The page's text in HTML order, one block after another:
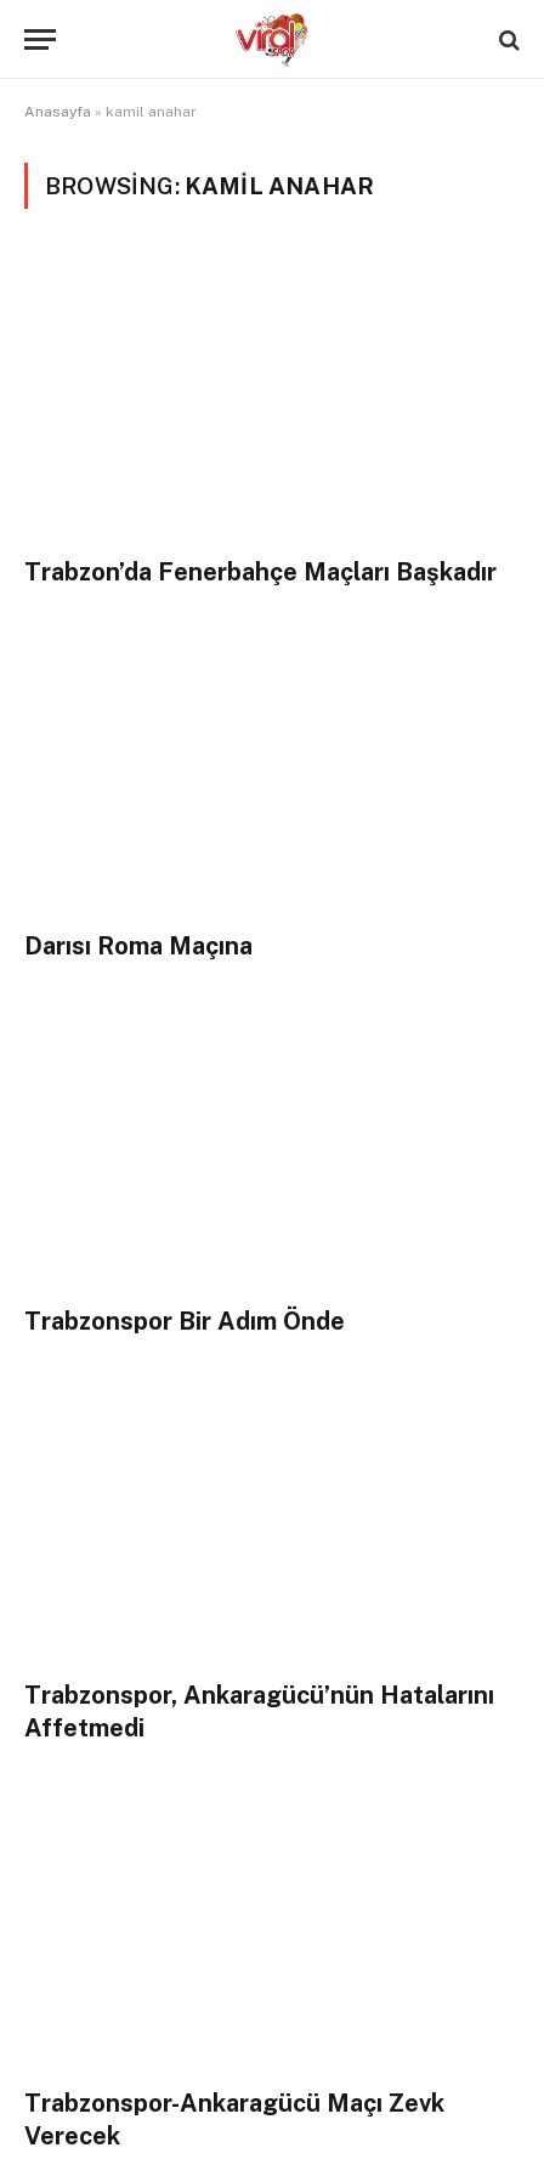
Anasayfa » kamil anahar
BROWSING: KAMIL ANAHAR
Trabzon’da Fenerbahçe Maçları Başkadır
Darısı Roma Maçına
Trabzonspor Bir Adım Önde
Trabzonspor, Ankaragücü’nün Hatalarını
Affetmedi
Trabzonspor-Ankaragücü Maçı Zevk
Verecek